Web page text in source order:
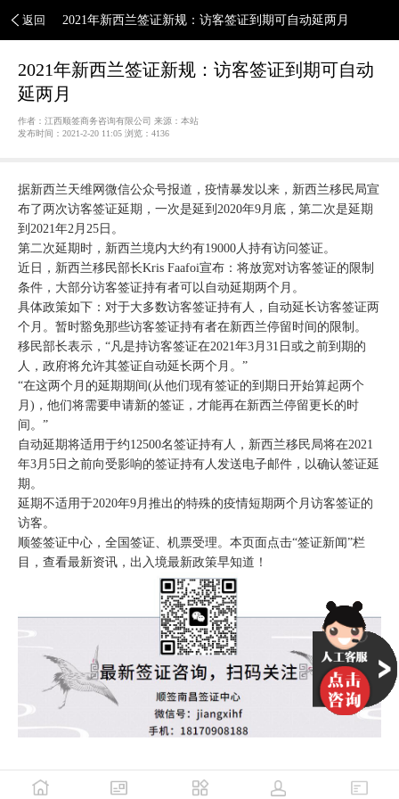
返回 2021年新西兰签证新规：访客签证到期可自动延两月
2021年新西兰签证新规：访客签证到期可自动
延两月
作者：江西顺签商务咨询有限公司 来源：本站
发布时间：2021-2-20 11:05 浏览： 4136
据新西兰天维网微信公众号报道，疫情暴发以来，新西兰移民局宣
布了两次访客签证延期，一次是延到2020年9月底，第二次是延期
到2021年2月25日。
第二次延期时，新西兰境内大约有19000人持有访问签证。
近日，新西兰移民部长Kris Faafoi宣布：将放宽对访客签证的限制
条件，大部分访客签证持有者可以自动延期两个月。
具体政策如下：对于大多数访客签证持有人，自动延长访客签证两
个月。暂时豁免那些访客签证持有者在新西兰停留时间的限制。
移民部长表示，“凡是持访客签证在2021年3月31日或之前到期的
人，政府将允许其签证自动延长两个月。”
“在这两个月的延期期间(从他们现有签证的到期日开始算起两个
月)，他们将需要申请新的签证，才能再在新西兰停留更长的时
间。”
自动延期将适用于约12500名签证持有人，新西兰移民局将在2021
年3月5日之前向受影响的签证持有人发送电子邮件，以确认签证延
期。
延期不适用于2020年9月推出的特殊的疫情短期两个月访客签证的
访客。
顺签签证中心，全国签证、机票受理。本页面点击“签证新闻”栏
目，查看最新资讯，出入境最新政策早知道！